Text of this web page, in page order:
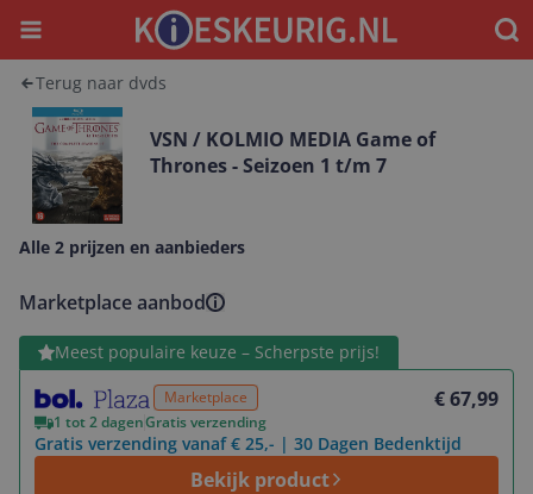
Menu
Terug naar dvds
VSN / KOLMIO MEDIA Game of
Thrones - Seizoen 1 t/m 7
Alle 2 prijzen en aanbieders
Marketplace aanbod
Meest populaire keuze – Scherpste prijs!
Marketplace € 67,99
1 tot 2 dagenGratis verzending
Gratis verzending vanaf € 25,- | 30 Dagen Bedenktijd
Bekijk product
Bekijk product